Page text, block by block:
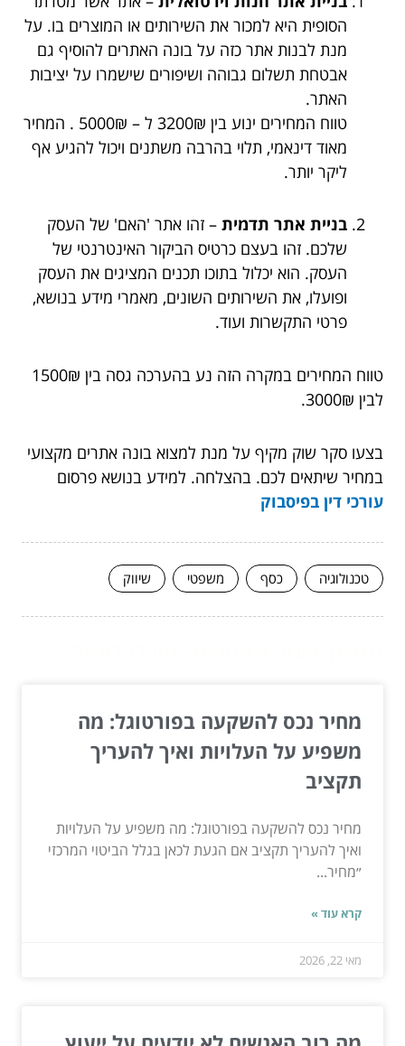
הסופית היא למכור את השירותים או המוצרים בו. על
מנת לבנות אתר כזה על בונה האתרים להוסיף גם
אבטחת תשלום גבוהה ושיפורים שישמרו על יציבות
האתר.
טווח המחירים ינוע בין 3200₪ ל – 5000₪ . המחיר
מאוד דינאמי, תלוי בהרבה משתנים ויכול להגיע אף
ליקר יותר.
בניית אתר תדמית – זהו אתר 'האם' של העסק
שלכם. זהו בעצם כרטיס הביקור האינטרנטי של
העסק. הוא יכלול בתוכו תכנים המציגים את העסק
ופועלו, את השירותים השונים, מאמרי מידע בנושא,
פרטי התקשרות ועוד.
טווח המחירים במקרה הזה נע בהערכה גסה בין 1500₪
לבין 3000₪.
בצעו סקר שוק מקיף על מנת למצוא בונה אתרים מקצועי
במחיר שיתאים לכם. בהצלחה. למידע בנושא פרסום
עורכי דין בפיסבוק
טכנולוגיה כסף משפטי שיווק
מחיר נכס להשקעה בפורטוגל: מה
משפיע על העלויות ואיך להעריך
תקציב
מחיר נכס להשקעה בפורטוגל: מה משפיע על העלויות
ואיך להעריך תקציב אם הגעת לכאן בגלל הביטוי המרכזי
״מחיר...
קרא עוד »
מאי 22, 2026